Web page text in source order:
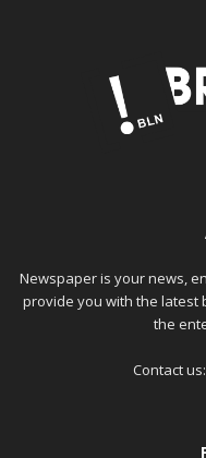
Newspaper is your news,
provide you with the latest
the
Contact us: